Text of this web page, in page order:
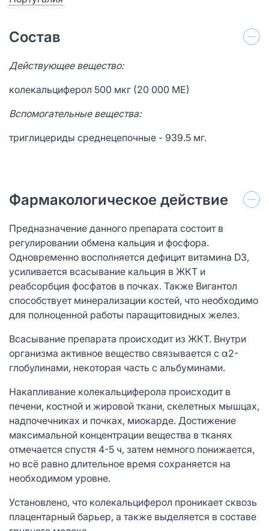
Состав
Действующее вещество:
колекальциферол 500 мкг (20 000 МЕ)
Вспомогательные вещества:
триглицериды среднецепочные - 939.5 мг.
Фармакологическое действие
Предназначение данного препарата состоит в
регулировании обмена кальция и фосфора.
Одновременно восполняется дефицит витамина D3,
усиливается всасывание кальция в ЖКТ и
реабсорбция фосфатов в почках. Также Вигантол
способствует минерализации костей, что необходимо
для полноценной работы паращитовидных желез.
Всасывание препарата происходит из ЖКТ. Внутри
организма активное вещество связывается с α2-
глобулинами, некоторая часть с альбуминами.
Накапливание колекальциферола происходит в
печени, костной и жировой ткани, скелетных мышцах,
надпочечниках и почках, миокарде. Достижение
максимальной концентрации вещества в тканях
отмечается спустя 4-5 ч, затем немного понижается,
но всё равно длительное время сохраняется на
необходимом уровне.
Установлено, что колекальциферол проникает сквозь
плацентарный барьер, а также выделяется в составе